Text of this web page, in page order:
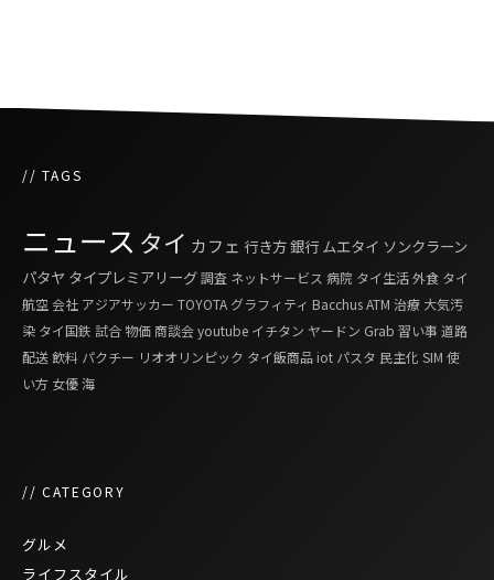
// TAGS
ニュース タイ カフェ 行き方銀行 ムエタイ ソンクラーン
パタヤ タイプレミアリーグ調査 ネットサービス 病院 タイ生活外食 タイ
航空 会社 アジアサッカー TOYOTA グラフィティ BacchusATM 治療 大気汚
染 タイ国鉄 試合 物価商談会youtube イチタン ヤードン Grab 習い事 道路
配送飲料 パクチー リオオリンピック タイ飯商品iot パスタ 民主化 SIM 使
い方 女優海
// CATEGORY
グルメ
ライフスタイル